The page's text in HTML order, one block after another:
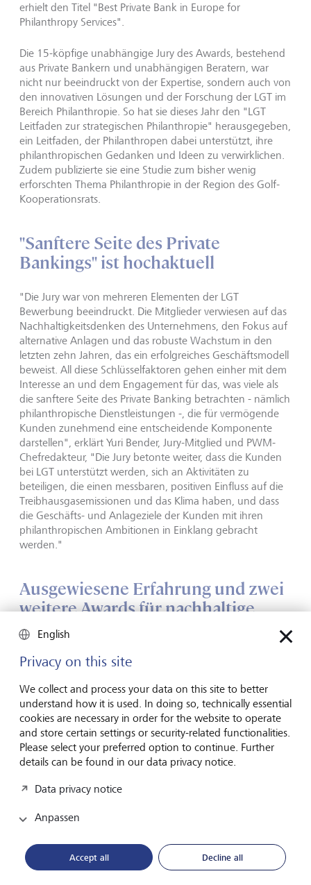
erhielt den Titel "Best Private Bank in Europe for
Philanthropy Services".
Die 15-köpfige unabhängige Jury des Awards, bestehend
aus Private Bankern und unabhängigen Beratern, war
nicht nur beeindruckt von der Expertise, sondern auch von
den innovativen Lösungen und der Forschung der LGT im
Bereich Philanthropie. So hat sie dieses Jahr den "LGT
Leitfaden zur strategischen Philanthropie" herausgegeben,
ein Leitfaden, der Philanthropen dabei unterstützt, ihre
philanthropischen Gedanken und Ideen zu verwirklichen.
Zudem publizierte sie eine Studie zum bisher wenig
erforschten Thema Philanthropie in der Region des Golf-
Kooperationsrats.
"Sanftere Seite des Private
Bankings" ist hochaktuell
"Die Jury war von mehreren Elementen der LGT
Bewerbung beeindruckt. Die Mitglieder verwiesen auf das
Nachhaltigkeitsdenken des Unternehmens, den Fokus auf
alternative Anlagen und das robuste Wachstum in den
letzten zehn Jahren, das ein erfolgreiches Geschäftsmodell
beweist. All diese Schlüsselfaktoren gehen einher mit dem
Interesse an und dem Engagement für das, was viele als
die sanftere Seite des Private Banking betrachten - nämlich
philanthropische Dienstleistungen -, die für vermögende
Kunden zunehmend eine entscheidende Komponente
darstellen", erklärt Yuri Bender, Jury-Mitglied und PWM-
Chefredakteur, "Die Jury betonte weiter, dass die Kunden
bei LGT unterstützt werden, sich an Aktivitäten zu
beteiligen, die einen messbaren, positiven Einfluss auf die
Treibhausgasemissionen und das Klima haben, und dass
die Geschäfts- und Anlageziele der Kunden mit ihren
philanthropischen Ambitionen in Einklang gebracht
werden."
Ausgewiesene Erfahrung und zwei
weitere Awards für nachhaltige
Anlagen
Gleich zweimal wurde die LGT in der Region Westeuropa
ausgezeichnet. Kürzlich verlieh ihr das renommierte
Finanzmagazin Global Finance Magazin an den "World’s
Best Private Bank Awards" den Titel "Best Private Bank for
Sustainable Investing in Western Europe" sowie den
Länder-Award für die beste Privatbank in Liechtenstein.
Früher in diesem Jahr konnte die LGT auch schon bei den
überzeugen und erhielt den Award "Outstanding
Die Jury lobte dabei insbesondere die ausgewiesene
umfangreiche Produkt- und Dienstleistungsangebot.
English
Privacy on this site
We collect and process your data on this site to better
understand how it is used. In doing so, technically essential
cookies are necessary in order for the website to operate
and store certain settings or security-related functionalities.
Please select your preferred option to continue. Further
details can be found in our data privacy notice.
Data privacy notice
Anpassen
Accept all Decline all